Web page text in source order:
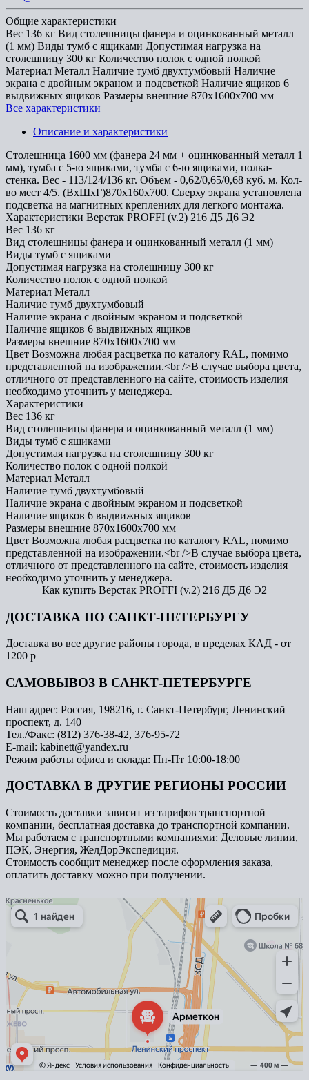
Общие характеристики
Вес 136 кг Вид столешницы фанера и оцинкованный металл
(1 мм) Виды тумб с ящиками Допустимая нагрузка на
столешницу 300 кг Количество полок с одной полкой
Материал Металл Наличие тумб двухтумбовый Наличие
экрана с двойным экраном и подсветкой Наличие ящиков 6
выдвижных ящиков Размеры внешние 870x1600x700 мм
Все характеристики
Описание и характеристики
Cтолешница 1600 мм (фанера 24 мм + оцинкованный металл 1
мм), тумба с 5-ю ящиками, тумба с 6-ю ящиками, полка-
стенка. Вес - 113/124/136 кг. Объем - 0,62/0,65/0,68 куб. м. Кол-
во мест 4/5. (ВхШхГ)870х160х700. Сверху экрана установлена
подсветка на магнитных креплениях для легкого монтажа.
Характеристики Верстак PROFFI (v.2) 216 Д5 Д6 Э2
Вес 136 кг
Вид столешницы фанера и оцинкованный металл (1 мм)
Виды тумб с ящиками
Допустимая нагрузка на столешницу 300 кг
Количество полок с одной полкой
Материал Металл
Наличие тумб двухтумбовый
Наличие экрана с двойным экраном и подсветкой
Наличие ящиков 6 выдвижных ящиков
Размеры внешние 870x1600x700 мм
Цвет Возможна любая расцветка по каталогу RAL, помимо
представленной на изображении.<br />В случае выбора цвета,
отличного от представленного на сайте, стоимость изделия
необходимо уточнить у менеджера.
Характеристики
Вес 136 кг
Вид столешницы фанера и оцинкованный металл (1 мм)
Виды тумб с ящиками
Допустимая нагрузка на столешницу 300 кг
Количество полок с одной полкой
Материал Металл
Наличие тумб двухтумбовый
Наличие экрана с двойным экраном и подсветкой
Наличие ящиков 6 выдвижных ящиков
Размеры внешние 870x1600x700 мм
Цвет Возможна любая расцветка по каталогу RAL, помимо
представленной на изображении.<br />В случае выбора цвета,
отличного от представленного на сайте, стоимость изделия
необходимо уточнить у менеджера.
Как купить Верстак PROFFI (v.2) 216 Д5 Д6 Э2
ДОСТАВКА ПО САНКТ-ПЕТЕРБУРГУ
Доставка во все другие районы города, в пределах КАД - от
1200 р
САМОВЫВОЗ В САНКТ-ПЕТЕРБУРГЕ
Наш адрес: Россия, 198216, г. Санкт-Петербург, Ленинский
проспект, д. 140
Тел./Факс: (812) 376-38-42, 376-95-72
E-mail: kabinett@yandex.ru
Режим работы офиса и склада: Пн-Пт 10:00-18:00
ДОСТАВКА В ДРУГИЕ РЕГИОНЫ РОССИИ
Стоимость доставки зависит из тарифов транспортной
компании, бесплатная доставка до транспортной компании.
Мы работаем с транспортными компаниями: Деловые линии,
ПЭК, Энергия, ЖелДорЭкспедиция.
Стоимость сообщит менеджер после оформления заказа,
оплатить доставку можно при получении.
Арметкон
Металлическая мебель в Санкт‑Петербурге
Торговое оборудование в Санкт‑Петербурге